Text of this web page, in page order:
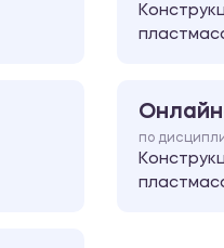
по